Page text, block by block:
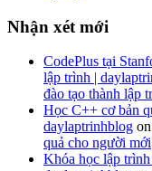
Nhận xét mới
CodePlus tại
lập trình |
đào tạo thành lập
Học C++ cơ bản
daylaptrinhblog on
quả cho người mới
Khóa học lập